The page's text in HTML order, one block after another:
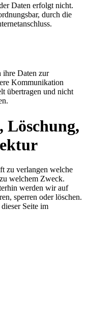
Daten erfolgt nicht.
durch die
ihre Daten zur
Kommunikation
übertragen und nicht
Löschung,
zu verlangen welche
welchem Zweck.
werden wir auf
sperren oder löschen.
Seite im